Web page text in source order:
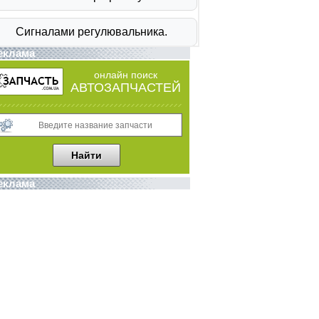
онлайн поиск
АВТОЗАПЧАСТЕЙ